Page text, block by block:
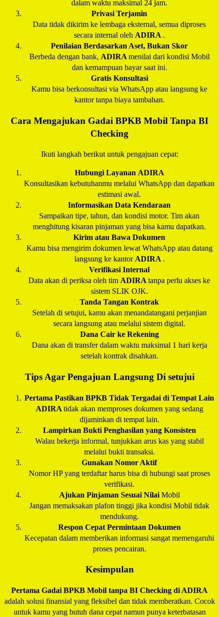
dalam waktu maksimal 24 jam.
Privasi Terjamin
Data tidak dikirim ke lembaga eksternal, semua diproses
secara internal oleh ADIRA .
Penilaian Berdasarkan Aset, Bukan Skor
Berbeda dengan bank, ADIRA menilai dari kondisi Mobil
dan kemampuan bayar saat ini.
Gratis Konsultasi
Kamu bisa berkonsultasi via WhatsApp atau langsung ke
kantor tanpa biaya tambahan.
Cara Mengajukan Gadai BPKB Mobil Tanpa BI
Checking
Ikuti langkah berikut untuk pengajuan cepat:
Hubungi Layanan ADIRA
Konsultasikan kebutuhanmu melalui WhatsApp dan dapatkan
estimasi awal.
Informasikan Data Kendaraan
Sampaikan tipe, tahun, dan kondisi motor. Tim akan
menghitung kisaran pinjaman yang bisa kamu dapatkan.
Kirim atau Bawa Dokumen
Kamu bisa mengirim dokumen lewat WhatsApp atau datang
langsung ke kantor ADIRA .
Verifikasi Internal
Data akan di periksa oleh tim ADIRA tanpa perlu akses ke
sistem SLIK OJK.
Tanda Tangan Kontrak
Setelah di setujui, kamu akan menandatangani perjanjian
secara langsung atau melalui sistem digital.
Dana Cair ke Rekening
Dana akan di transfer dalam waktu maksimal 1 hari kerja
setelah kontrak disahkan.
Tips Agar Pengajuan Langsung Di setujui
Pertama Pastikan BPKB Tidak Tergadai di Tempat Lain
ADIRA tidak akan memproses dokumen yang sedang
dijaminkan di tempat lain.
Lampirkan Bukti Penghasilan yang Konsisten
Walau bekerja informal, tunjukkan arus kas yang stabil
melalui bukti transaksi.
Gunakan Nomor Aktif
Nomor HP yang terdaftar harus bisa di hubungi saat proses
verifikasi.
Ajukan Pinjaman Sesuai Nilai Mobil
Jangan memaksakan plafon tinggi jika kondisi Mobil tidak
mendukung.
Respon Cepat Permintaan Dokumen
Kecepatan dalam memberikan informasi sangat memengaruhi
proses pencairan.
Kesimpulan
Pertama Gadai BPKB Mobil tanpa BI Checking di ADIRA
adalah solusi finansial yang fleksibel dan tidak memberatkan. Cocok
untuk kamu yang butuh dana cepat namun punya keterbatasan